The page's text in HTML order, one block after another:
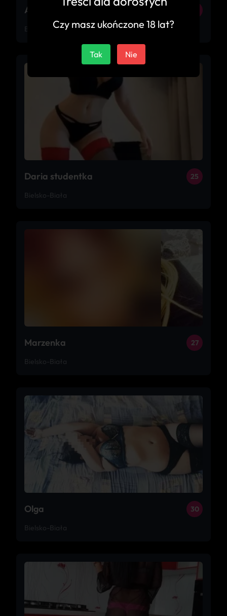
Amber Gold
Bielsko-Biała
Daria studentka 25
Bielsko-Biała
Marzenka 27
Bielsko-Biała
Olga 30
Bielsko-Biała
Czy masz ukończone 18 lat?
Tak Nie